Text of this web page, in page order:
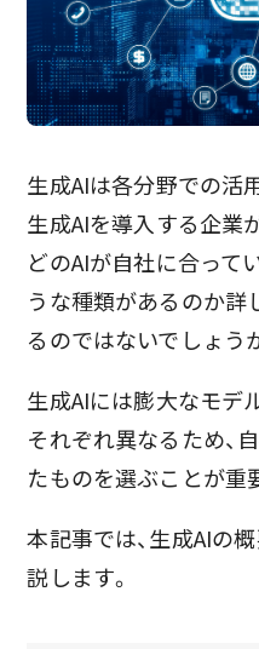
生成AIは各分野での活
生成AIを導入する企業
どのAIが自社に合って
うな種類があるのか詳
るのではないでしょう
生成AIには膨大なモデ
それぞれ異なるため、
たものを選ぶことが重
本記事では、生成AIの
説します。